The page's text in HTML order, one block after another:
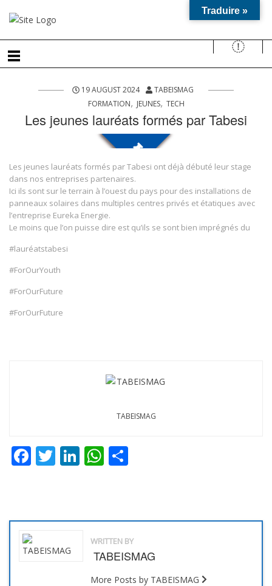
19 AUGUST 2024
TABEISMAG
FORMATION, JEUNES, TECH
Les jeunes lauréats formés par Tabesi
Les jeunes lauréats formés par Tabesi ont déjà débuté leur stage
dans nos entreprises partenaires.
Ici ils sont sur le terrain à l’ouest du pays pour des installations de
panneaux solaires dans multiples centres privés et étatiques avec
l’entreprise Eureka Energie.
Le moins que l’on puisse dire est qu’ils se sont bien imprégnés du
#lauréatstabesi
#ForOurYouth
#ForOurFuture
#ForOurFuture
TABEISMAG
Facebook
Twitter
LinkedIn
WhatsApp
WRITTEN BY
TABEISMAG
More Posts by TABEISMAG
Traduire »